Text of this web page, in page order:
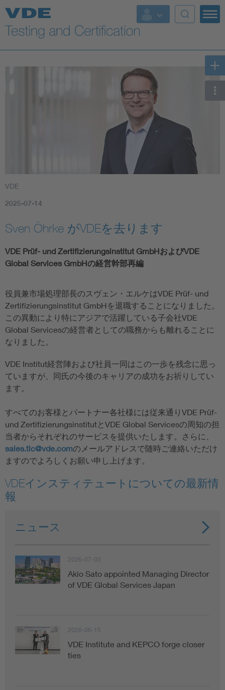
Key Topics
VDE
2025-07-14
Sven Öhrke がVDEを去ります
VDE Prüf- und Zertifizierungsinstitut GmbHおよびVDE
Global Services GmbHの経営幹部再編
役員兼市場処理部長のスヴェン・エルケはVDE Prüf- und
Zertifizierungsinstitut GmbHを退職することになりました。
この異動により特にアジアで活躍している子会社VDE
Global Servicesの経営者としての職務からも離れることに
なりました。
VDE Institut経営陣および社員一同はこの一歩を残念に思っ
ていますが、同氏の今後のキャリアの成功をお祈りしてい
ます。
すべてのお客様とパートナー各社様には従来通りVDE Prüf-
und ZertifizierungsinstitutとVDE Global Servicesの周知の担
当者からそれぞれのサービスを提供いたします。さらに、
sales.tic@vde.comのメールアドレスで随時ご連絡いただけ
ますのでよろしくお願い申し上げます。
VDEインスティテュートについての最新情
報
ニュース
2026-07-03
Akio Sato appointed Managing Director
of VDE Global Services Japan
2026-06-15
VDE Institute and KEPCO forge closer
ties